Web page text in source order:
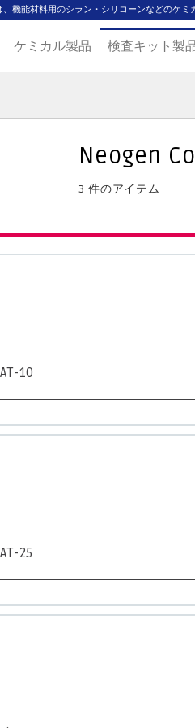
、機能材料用のシラン・シリコーンなどのケ
ケミカル製品 検査キット製
Neogen
3 件のアイテム
10
25